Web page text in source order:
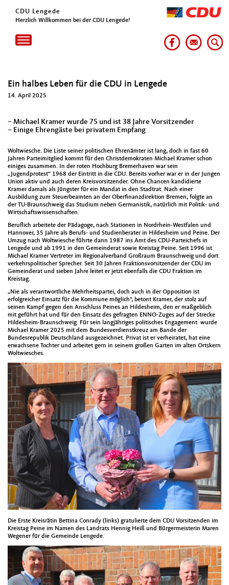
CDU Lengede
Herzlich Willkommen bei der CDU Lengede!
Toggle
navigation
Ein halbes Leben für die CDU in Lengede
14. April 2025
– Michael Kramer wurde 75 und ist 38 Jahre Vorsitzender
– Einige Ehrengäste bei privatem Empfang
Woltwiesche. Die Liste seiner politischen Ehrenämter ist lang, doch in fast 60
Jahren Parteimitglied kommt für den Christdemokraten Michael Kramer schon
einiges zusammen. In der roten Hochburg Bremerhaven war sein
„Jugendprotest“ 1968 der Eintritt in die CDU. Bereits vorher war er in der Jungen
Union aktiv und auch deren Kreisvorsitzender. Ohne Chancen kandidierte
Kramer damals als Jüngster für ein Mandat in den Stadtrat. Nach einer
Ausbildung zum Steuerbeamten an der Oberfinanzdirektion Bremen, folgte an
der TU-Braunschweig das Studium neben Germanistik, natürlich mit Politik- und
Wirtschaftswissenschaften.
Beruflich arbeitete der Pädagoge, nach Stationen in Nordrhein-Westfalen und
Hannover, 35 Jahre als Berufs- und Studienberater in Hildesheim und Peine. Der
Umzug nach Woltwiesche führte dann 1987 ins Amt des CDU-Parteichefs in
Lengede und ab 1991 in den Gemeinderat sowie Kreistag Peine. Seit 1996 ist
Michael Kramer Vertreter im Regionalverband Großraum Braunschweig und dort
verkehrspolitischer Sprecher. Seit 30 Jahren Fraktionsvorsitzender der CDU im
Gemeinderat und sieben Jahre leitet er jetzt ebenfalls die CDU Fraktion im
Kreistag.
„Nie als verantwortliche Mehrheitspartei, doch auch in der Opposition ist
erfolgreicher Einsatz für die Kommune möglich“, betont Kramer, der stolz auf
seinen Kampf gegen den Anschluss Peines an Hildesheim, den er maßgeblich
mit geführt hat und für den Einsatz des gefragten ENNO-Zuges auf der Strecke
Hildesheim-Braunschweig. Für sein langjähriges politisches Engagement wurde
Michael Kramer 2025 mit dem Bundesverdienstkreuz am Bande der
Bundesrepublik Deutschland ausgezeichnet. Privat ist er verheiratet, hat eine
erwachsene Tochter und arbeitet gern in seinem großen Garten im alten Ortskern
Woltwiesches.
Die Erste Kreisrätin Bettina Conrady (links) gratulierte dem CDU Vorsitzenden im
Kreistag Peine im Namen des Landrats Hennig Heiß und Bürgermeisterin Maren
Wegener für die Gemeinde Lengede.